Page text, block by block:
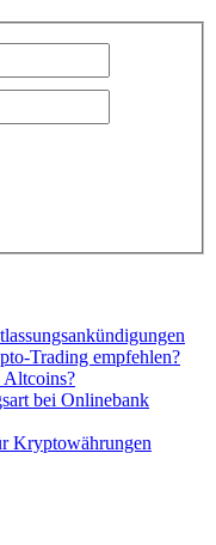
Trading empfehlen?
bei Onlinebank
Kryptowährungen